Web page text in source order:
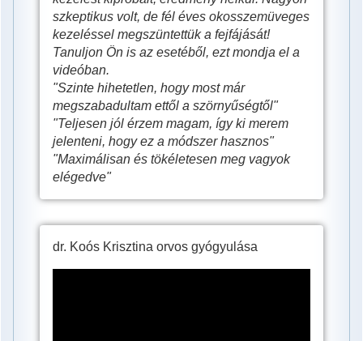
okosszemüveges
kezelés
után
szkeptikus volt, de fél éves okosszemüveges
kezeléssel megszüntettük a fejfájását!
Tanuljon Ön is az esetéből, ezt mondja el a
videóban.
"Szinte hihetetlen, hogy most már
megszabadultam ettől a szörnyűségtől"
"Teljesen jól érzem magam, így ki merem
jelenteni, hogy ez a módszer hasznos"
"Maximálisan és tökéletesen meg vagyok
elégedve"
dr. Koós Krisztina orvos gyógyulása